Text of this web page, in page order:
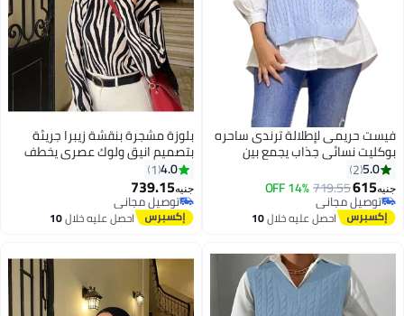
5
فيست حريمى لإطلالة ترندى ساحره
بوكليت نسائي جذاب يجمع بين
الرُقي والنعومة بأسلوب يخطف
الأنظار كود 4504
5.0
2
جنيه615
719.55
14% OFF
توصيل مجاني
توصيل مجانياحصل عليه خلال10
اغسطس
بلوزة مشجرة بنقشة زيبرا جريئة
بتصميم انيق ولوك عصري يخطف
الأنظار ويمنحك إطلالة مليانة
وجاذبية كود 4501.1
4.0
1
جنيه739.15
توصيل مجاني
توصيل مجانياحصل عليه خلال10
اغسطس